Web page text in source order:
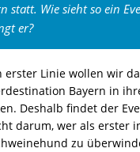
statt. Wie sieht so ein
er?
erster Linie wollen wir
Bayern in
Deshalb findet der
darum, wer als erster
zu